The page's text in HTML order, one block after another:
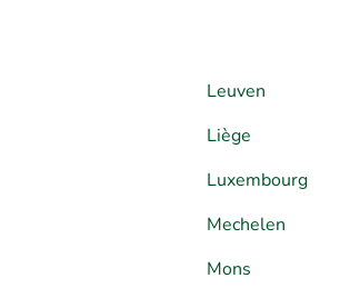
Leuven
Liège
Luxembourg
Mechelen
Mons